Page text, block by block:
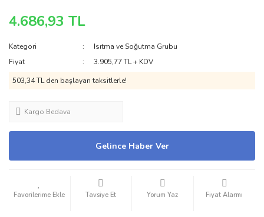
4.686,93 TL
Kategori
Isıtma ve Soğutma Grubu
Fiyat
3.905,77 TL + KDV
503,34 TL den başlayan taksitlerle!
Kargo Bedava
Gelince Haber Ver
Tavsiye Et Yorum Yaz Fiyat Alarmı